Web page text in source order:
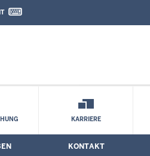
Kontaktformular
KARRIERE
KONTAKT